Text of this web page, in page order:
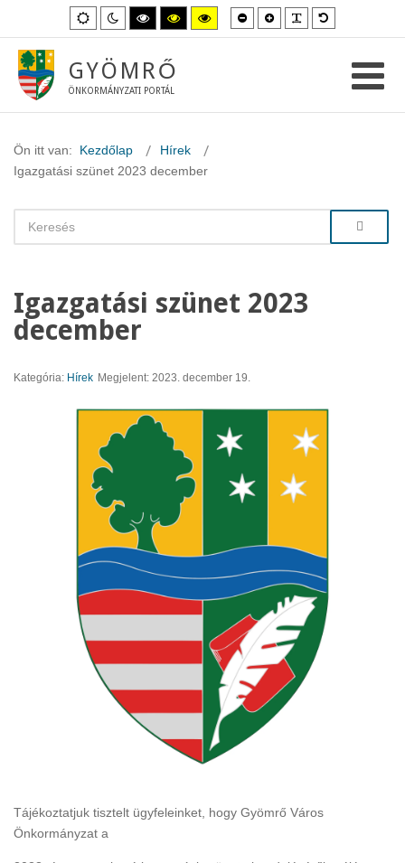
Alapértelmezett
mód
Éjszakai
mód
Magas
kontraszt
fekete-
mód.
Magas
kontraszt
fekete-
Magas
kontraszt
sárga-
Kisebb
betűméret
Nagyobb
betűméret
GYÖMRŐ
ÖNKORMÁNYZATI PORTÁL
Ön itt van: Kezdőlap
Hírek
Igazgatási szünet 2023 december
Igazgatási szünet 2023
december
Kategória: Hírek Megjelent: 2023. december 19.
Tájékoztatjuk tisztelt ügyfeleinket, hogy Gyömrő Város
Önkormányzat a